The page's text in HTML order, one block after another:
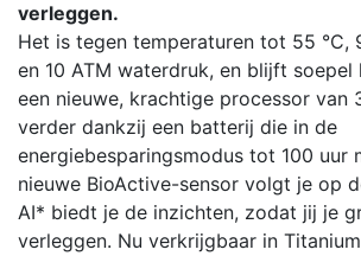
verleggen.
Het is tegen temperaturen tot 55 °C,
en 10 ATM waterdruk, en blijft soepel
een nieuwe, krachtige processor van
verder dankzij een batterij die in de
energiebesparingsmodus tot 100 uur
nieuwe BioActive-sensor volgt je op
AI* biedt je de inzichten, zodat jij je
verleggen. Nu verkrijgbaar in